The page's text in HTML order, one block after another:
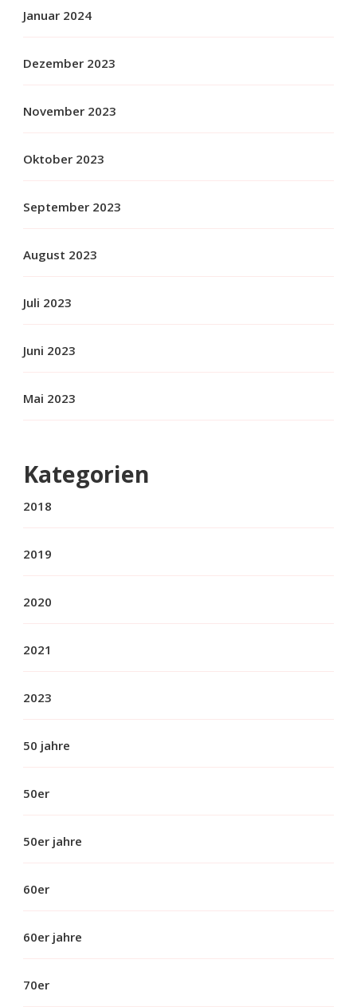
Januar 2024
Dezember 2023
November 2023
Oktober 2023
September 2023
August 2023
Juli 2023
Juni 2023
Mai 2023
Kategorien
2018
2019
2020
2021
2023
50 jahre
50er
50er jahre
60er
60er jahre
70er